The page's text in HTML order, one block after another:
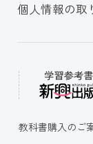
個人情報の取
教科書購入のご